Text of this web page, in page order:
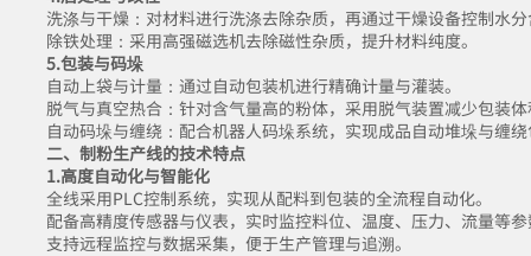
洗涤与干燥：对材料进行洗涤去除杂质，再通过干燥设备控制水
除铁处理：采用高强磁选机去除磁性杂质，提升材料纯度。
5.包装与码垛
自动上袋与计量：通过自动包装机进行精确计量与灌装。
脱气与真空热合：针对含气量高的粉体，采用脱气装置减少包装
自动码垛与缠绕：配合机器人码垛系统，实现成品自动堆垛与缠
二、制粉生产线的技术特点
1.高度自动化与智能化
全线采用PLC控制系统，实现从配料到包装的全流程自动化。
配备高精度传感器与仪表，实时监控料位、温度、压力、流量等
支持远程监控与数据采集，便于生产管理与追溯。